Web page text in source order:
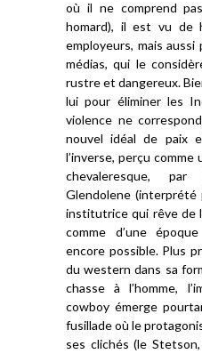
où il ne comprend pas
homard), il est vu
employeurs, mais aussi
médias, qui le
rustreet dangereux.B
lui pour éliminerles I
violence ne correspond
nouvelidéal de paix
l’inverse, perçu comme
chevaleresque, par
Glendolene (interprété
institutrice qui rêve de
comme d’une
encore possible. Plus
du western dans sa
chasse à l’homme,
cowboy émerge
fusillade où le
ses clichés (le Stetson,